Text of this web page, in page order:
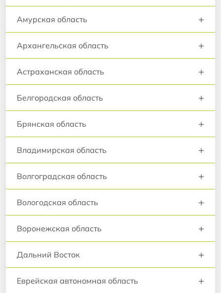
Амурская область +
Архангельская область +
Астраханская область +
Белгородская область +
Брянская область +
Владимирская область +
Волгоградская область +
Вологодская область +
Воронежская область +
Дальний Восток +
Еврейская автономная область +